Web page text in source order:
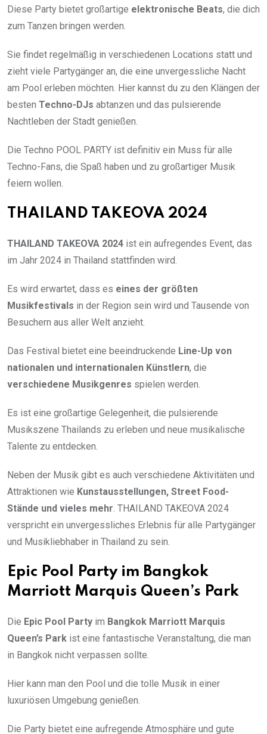
Diese Party bietet großartige elektronische Beats, die dich
zum Tanzen bringen werden.
Sie findet regelmäßig in verschiedenen Locations statt und
zieht viele Partygänger an, die eine unvergessliche Nacht
am Pool erleben möchten. Hier kannst du zu den Klängen der
besten Techno-DJs abtanzen und das pulsierende
Nachtleben der Stadt genießen.
Die Techno POOL PARTY ist definitiv ein Muss für alle
Techno-Fans, die Spaß haben und zu großartiger Musik
feiern wollen.
THAILAND TAKEOVA 2024
THAILAND TAKEOVA 2024 ist ein aufregendes Event, das
im Jahr 2024 in Thailand stattfinden wird.
Es wird erwartet, dass es eines der größten
Musikfestivals in der Region sein wird und Tausende von
Besuchern aus aller Welt anzieht.
Das Festival bietet eine beeindruckende Line-Up von
nationalen und internationalen Künstlern, die
verschiedene Musikgenres spielen werden.
Es ist eine großartige Gelegenheit, die pulsierende
Musikszene Thailands zu erleben und neue musikalische
Talente zu entdecken.
Neben der Musik gibt es auch verschiedene Aktivitäten und
Attraktionen wie Kunstausstellungen, Street Food-
Stände und vieles mehr . THAILAND TAKEOVA 2024
verspricht ein unvergessliches Erlebnis für alle Partygänger
und Musikliebhaber in Thailand zu sein.
Epic Pool Party im Bangkok
Marriott Marquis Queen’s Park
Die Epic Pool Party im Bangkok Marriott Marquis
Queen’s Park ist eine fantastische Veranstaltung, die man
in Bangkok nicht verpassen sollte.
Hier kann man den Pool und die tolle Musik in einer
luxuriösen Umgebung genießen.
Die Party bietet eine aufregende Atmosphäre und gute